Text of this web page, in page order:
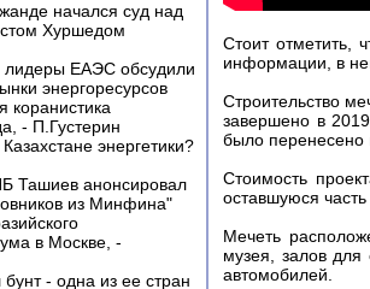
начался суд над
Хуршедом
лидеры ЕАЭС обсудили
энергоресурсов
коранистика
- П.Густерин
энергетики?
Ташиев анонсировал
из Минфина"
в Москве, -
- одна из ее стран
Стоит отметить,
информации, в
Строительство
завершено в
было перенесено
Стоимость
оставшуюся
Мечеть
музея, залов для
автомобилей.